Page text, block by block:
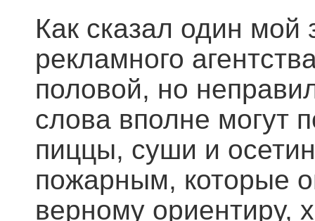
Как сказал один мой
рекламного
половой, но
слова вполне могут
пиццы, суши и
пожарным, которые
верному ориентиру,